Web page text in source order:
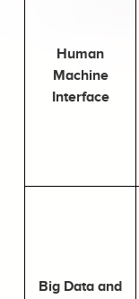
Human
Machine
Interface
Big Data and